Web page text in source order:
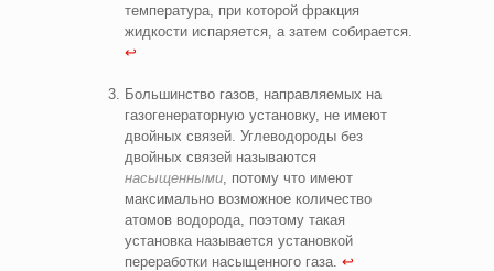
температура, при которой фракция
жидкости испаряется, а затем собирается.
↩
Большинство газов, направляемых на
газогенераторную установку, не имеют
двойных связей. Углеводороды без
двойных связей называются
насыщенными , потому что имеют
максимально возможное количество
атомов водорода, поэтому такая
установка называется установкой
переработки насыщенного газа. ↩